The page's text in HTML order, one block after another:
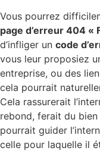
Vous pourrez
page d’erreur 404 «
d’infliger un code
vous leur proposiez
entreprise, ou des
cela pourrait
Cela rassurerait
rebond, ferait du
pourrait guider
celle pour laquelle il